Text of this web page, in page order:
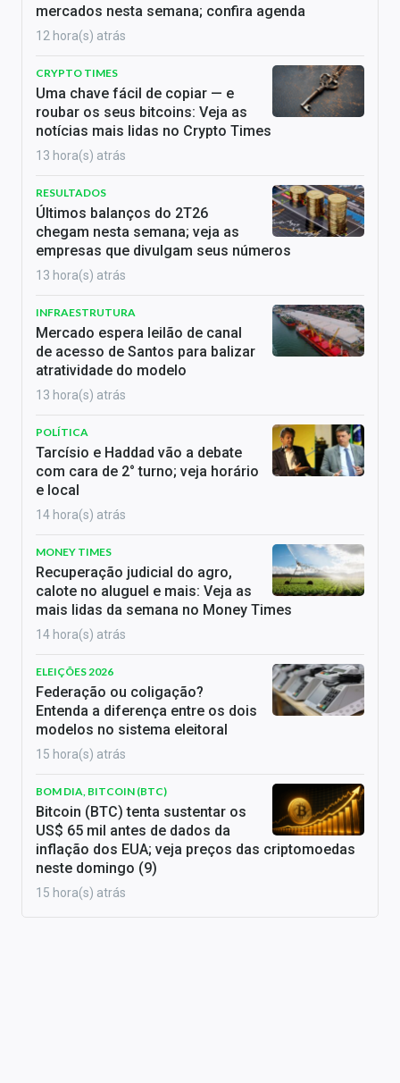
mercados nesta semana; confira agenda
12 hora(s) atrás
CRYPTO TIMES
Uma chave fácil de copiar — e
roubar os seus bitcoins: Veja as
notícias mais lidas no Crypto Times
13 hora(s) atrás
RESULTADOS
Últimos balanços do 2T26
chegam nesta semana; veja as
empresas que divulgam seus números
13 hora(s) atrás
INFRAESTRUTURA
Mercado espera leilão de canal
de acesso de Santos para balizar
atratividade do modelo
13 hora(s) atrás
POLÍTICA
Tarcísio e Haddad vão a debate
com cara de 2° turno; veja horário
e local
14 hora(s) atrás
MONEY TIMES
Recuperação judicial do agro,
calote no aluguel e mais: Veja as
mais lidas da semana no Money Times
14 hora(s) atrás
ELEIÇÕES 2026
Federação ou coligação?
Entenda a diferença entre os dois
modelos no sistema eleitoral
15 hora(s) atrás
BOM DIA, BITCOIN (BTC)
Bitcoin (BTC) tenta sustentar os
US$ 65 mil antes de dados da
inflação dos EUA; veja preços das criptomoedas
neste domingo (9)
15 hora(s) atrás